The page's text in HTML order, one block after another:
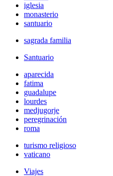
iglesia
monasterio
santuario
sagrada familia
Santuario
aparecida
fatima
guadalupe
lourdes
medjugorje
peregrinación
roma
turismo religioso
vaticano
Viajes